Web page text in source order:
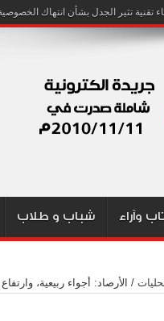
وآراء شباب و طلاب
/ الأرصاد: أجواء ربيعية،